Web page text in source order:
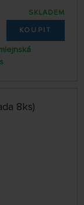
SKLADEM
KOUPIT
8ks)